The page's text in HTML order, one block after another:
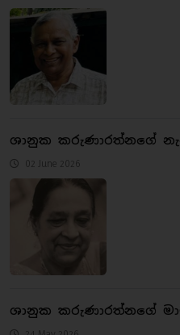
ශානුක කරුණාරත්නගේ
02 June 2026
ශානුක කරුණාරත්නගේ